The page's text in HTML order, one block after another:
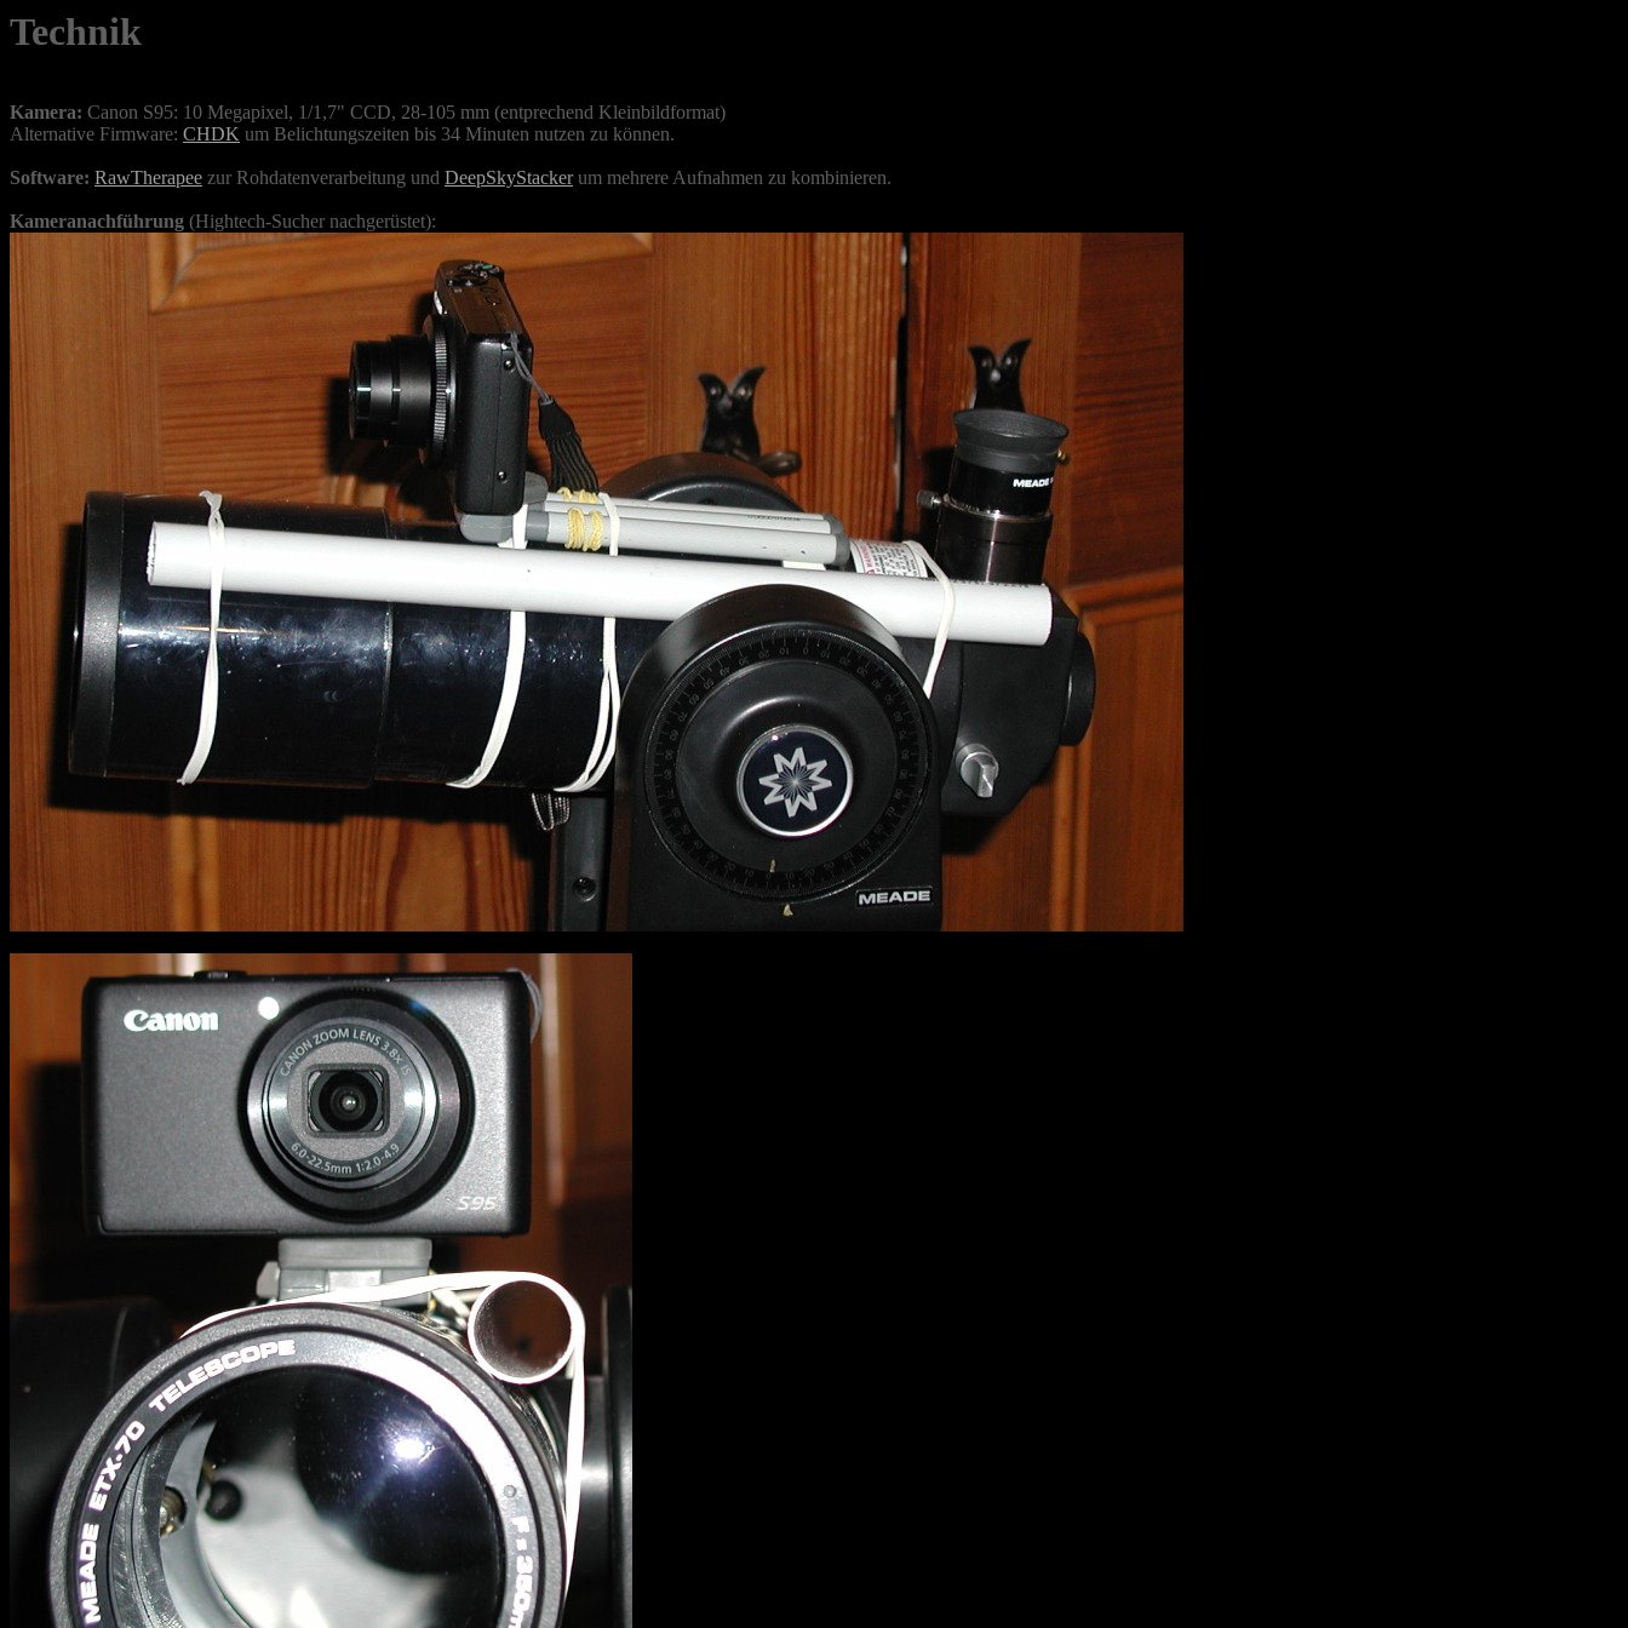
Technik
Kamera: Canon S95: 10 Megapixel, 1/1,7" CCD, 28-105 mm (entprechend Kleinbildformat)
Alternative Firmware: CHDK um Belichtungszeiten bis 34 Minuten nutzen zu können.
Software: RawTherapee zur Rohdatenverarbeitung und DeepSkyStackerum mehrere Aufnahmen zu kombinieren.
Kameranachführung (Hightech-Sucher nachgerüstet):